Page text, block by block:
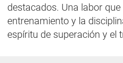
destacados. Una labor que
entrenamiento y la
espíritu de superación y el